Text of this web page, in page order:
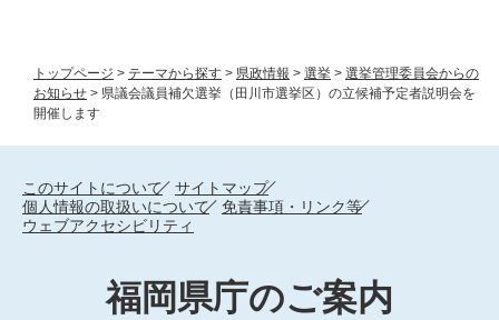
トップページ > テーマから探す > 県政情報 > 選挙 > 選挙管理委員会からの
お知らせ > 県議会議員補欠選挙（田川市選挙区）の立候補予定者説明会を
開催します
このサイトについて
サイトマップ
個人情報の取扱いについて
免責事項・リンク等
ウェブアクセシビリティ
福岡県庁のご案内